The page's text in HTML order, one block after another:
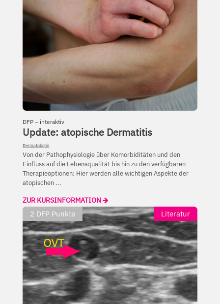
DFP – interaktiv
Update: atopische Dermatitis
Dermatologie
Von der Pathophysiologie über Komorbiditäten und den
Einfluss auf die Lebensqualität bis hin zu den verfügbaren
Therapieoptionen: Hier werden alle wichtigen Aspekte der
atopischen ...
ZUR KURSINFORMATION
2 DFP Punkte Literatur